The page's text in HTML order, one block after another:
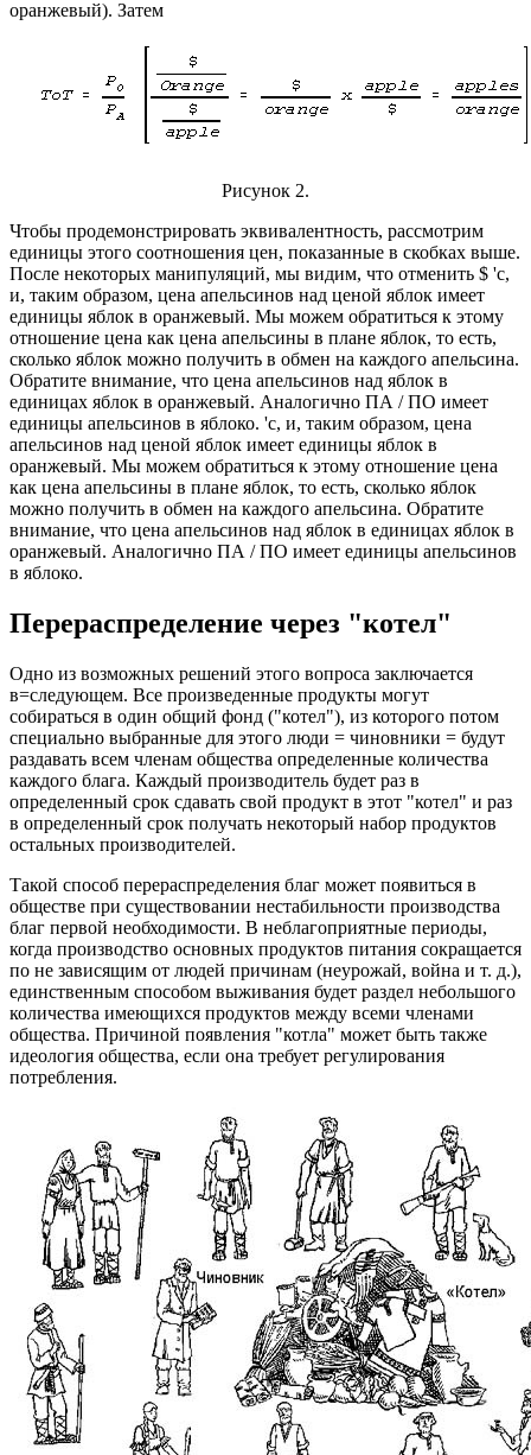
оранжевый). Затем
Рисунок 2.
Чтобы продемонстрировать эквивалентность, рассмотрим
единицы этого соотношения цен, показанные в скобках выше.
После некоторых манипуляций, мы видим, что отменить $ 'с,
и, таким образом, цена апельсинов над ценой яблок имеет
единицы яблок в оранжевый. Мы можем обратиться к этому
отношение цена как цена апельсины в плане яблок, то есть,
сколько яблок можно получить в обмен на каждого апельсина.
Обратите внимание, что цена апельсинов над яблок в
единицах яблок в оранжевый. Аналогично ПА / ПО имеет
единицы апельсинов в яблоко. 'с, и, таким образом, цена
апельсинов над ценой яблок имеет единицы яблок в
оранжевый. Мы можем обратиться к этому отношение цена
как цена апельсины в плане яблок, то есть, сколько яблок
можно получить в обмен на каждого апельсина. Обратите
внимание, что цена апельсинов над яблок в единицах яблок в
оранжевый. Аналогично ПА / ПО имеет единицы апельсинов
в яблоко.
Перераспределение через "котел"
Одно из возможных решений этого вопроса заключается
в=следующем. Все произведенные продукты могут
собираться в один общий фонд ("котел"), из которого потом
специально выбранные для этого люди = чиновники = будут
раздавать всем членам общества определенные количества
каждого блага. Каждый производитель будет раз в
определенный срок сдавать свой продукт в этот "котел" и раз
в определенный срок получать некоторый набор продуктов
остальных производителей.
Такой способ перераспределения благ может появиться в
обществе при существовании нестабильности производства
благ первой необходимости. В неблагоприятные периоды,
когда производство основных продуктов питания сокращается
по не зависящим от людей причинам (неурожай, война и т. д.),
единственным способом выживания будет раздел небольшого
количества имеющихся продуктов между всеми членами
общества. Причиной появления "котла" может быть также
идеология общества, если она требует регулирования
потребления.